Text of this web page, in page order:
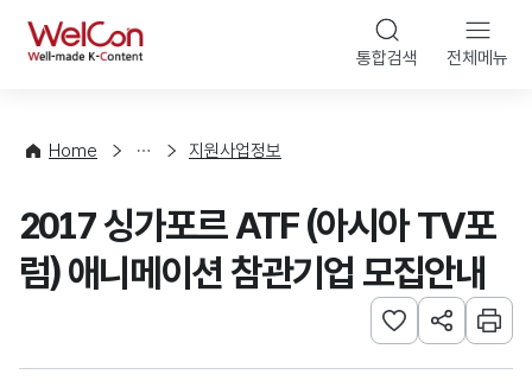
WelCon 통합검색 전체메뉴
Home
사
청
지원사업정보
2017 싱가포르 ATF (아시아 TV포
럼) 애니메이션 참관기업 모집안내
관심사 등록하기
URL 공유하
인쇄